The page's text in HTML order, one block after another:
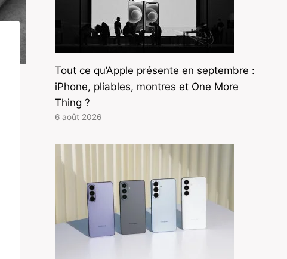
Tout ce qu’Apple présente en septembre :
iPhone, pliables, montres et One More
Thing ?
6 août 2026